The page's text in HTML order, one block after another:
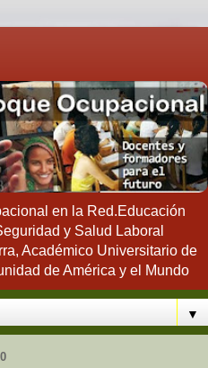
en la Red.Educación
y Salud Laboral
Académico Universitario de
de América y el Mundo
▼